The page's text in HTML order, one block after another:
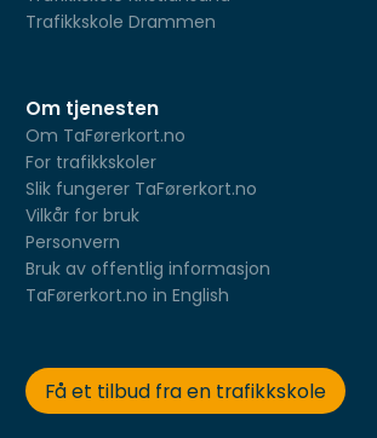
Trafikkskole Drammen
Om tjenesten
Om TaFørerkort.no
For trafikkskoler
Slik fungerer TaFørerkort.no
Vilkår for bruk
Personvern
Bruk av offentlig informasjon
TaFørerkort.no in English
Få et tilbud fra en trafikkskole